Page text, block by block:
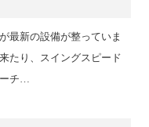
最新の設備が整っていま
たり、スイングスピード
ーチ…